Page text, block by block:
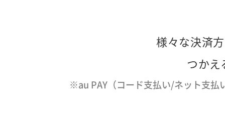
様々な決済
つか
※au PAY（コード支払い/ネット支